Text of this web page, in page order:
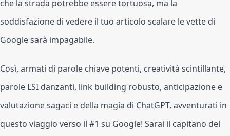
che la strada potrebbe essere tortuosa, ma la
soddisfazione di vedere il tuo articolo scalare le vette di
Google sarà impagabile.
Così, armati di parole chiave potenti, creatività scintillante,
parole LSI danzanti, link building robusto, anticipazione e
valutazione sagaci e della magia di ChatGPT, avventurati in
questo viaggio verso il #1 su Google! Sarai il capitano del